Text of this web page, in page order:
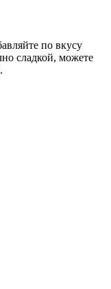
по вкусу
сладкой, можете